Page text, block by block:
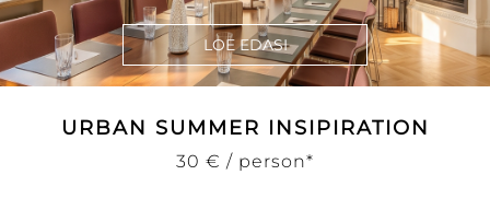
LOE EDASI
URBAN SUMMER INSIPIRATION
30 € / person*